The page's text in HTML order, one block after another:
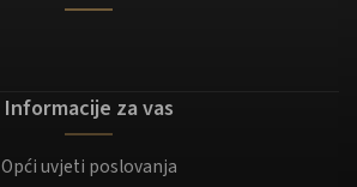
Informacije za vas
Opći uvjeti poslovanja